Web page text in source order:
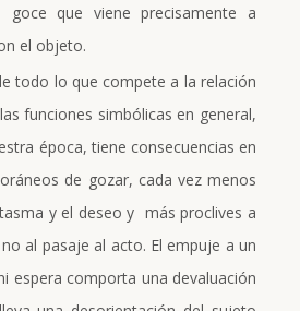
que viene precisamente a
el objeto.
todo lo que compete a la relación
funciones simbólicas en general,
época, tiene consecuencias en
de gozar, cada vez menos
y el deseo y más proclives a
al pasaje al acto. El empuje a un
espera comporta una devaluación